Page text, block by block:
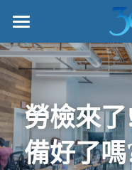
正航首頁
數位轉型
管理功能
標竿客戶
勞檢來
備好了嗎